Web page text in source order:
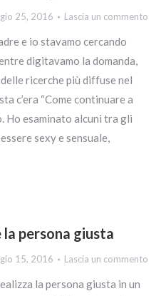
25, 2016 Lascia un commento
e io stavamo cercando
digitavamo la domanda,
ricerche più diffuse nel
c’era “Come continuare a
Ho esaminato alcuni tra gli
sexy e sensuale,
persona giusta
15, 2016 Lascia un commento
la persona giusta in un